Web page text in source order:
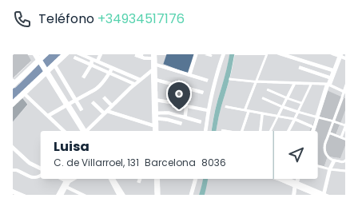
Teléfono +34934517176
Luisa
C. de Villarroel, 131 Barcelona 8036